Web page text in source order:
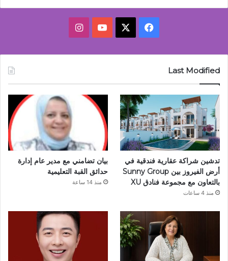
فيسبوك ‫YouTubeانستقرام
Last Modified
تدشين شراكة عقارية فندقية في
أرض الفيروز بين Sunny Group
بالتعاون مع مجموعة فنادق XU
منذ 4 ساعات
بيان تضامني مع مدير عام إدارة
حدائق القبة التعليمية
منذ 14 ساعة